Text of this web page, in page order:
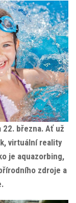
22. března. Ať už
virtuální reality
je aquazorbing,
zdroje a